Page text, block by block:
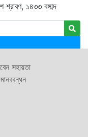
১৪৩৩ বঙ্গাব্দ
সহায়তা